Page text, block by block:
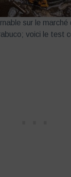
sur le
voici le test